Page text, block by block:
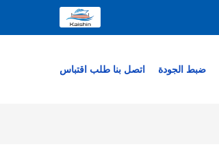
ضبط الجودة اتصل بنا طلب اقتباس